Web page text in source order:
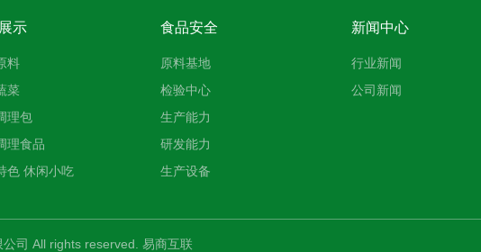
示
料
菜
理包
理食品
色 休闲小吃
食品安全
原料基地
检验中心
生产能力
研发能力
生产设备
新闻中心
行业新闻
公司新闻
公司 All rights reserved.易商互联